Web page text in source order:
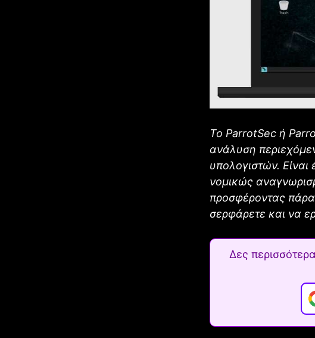
Το ParrotSec ή
ανάλυση
υπολογιστών.
νομικώς
προσφέροντας πάρα
σερφάρετε και να
Δες